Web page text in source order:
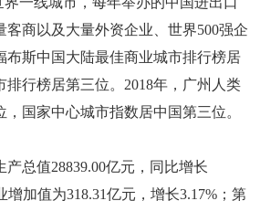
客商以及大量外资企业、世界500强企
布斯中国大陆最佳商业城市排行榜居
排行榜居第三位。2018年，广州人类
国家中心城市指数居中国第三位。
产总值28839.00亿元，同比增长
增加值为318.31亿元，增长3.17%；第